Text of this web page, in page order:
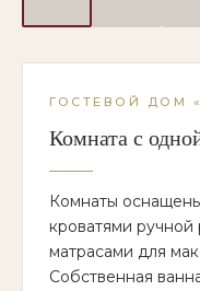
ГОСТЕВОЙ ДОМ
Комната с
Комнаты
кроватями
матрасами для
Собственная